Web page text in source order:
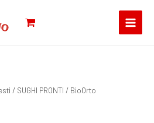
/ SUGHI PRONTI / BioOrto